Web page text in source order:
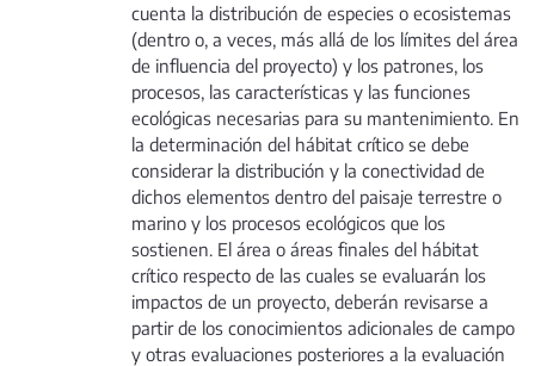
cuenta la distribución de especies o ecosistemas
(dentro o, a veces, más allá de los límites del área
de influencia del proyecto) y los patrones, los
procesos, las características y las funciones
ecológicas necesarias para su mantenimiento. En
la determinación del hábitat crítico se debe
considerar la distribución y la conectividad de
dichos elementos dentro del paisaje terrestre o
marino y los procesos ecológicos que los
sostienen. El área o áreas finales del hábitat
crítico respecto de las cuales se evaluarán los
impactos de un proyecto, deberán revisarse a
partir de los conocimientos adicionales de campo
y otras evaluaciones posteriores a la evaluación